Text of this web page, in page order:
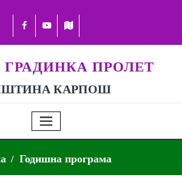
ГРАДИНКА ПРОЛЕТ
КАРПОШ
Годишна програма